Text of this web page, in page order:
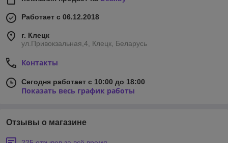
Работает с 06.12.2018
г. Клецк
ул.Привокзальная,4, Клецк, Беларусь
Контакты
Сегодня работает с 10:00 до 18:00
Показать весь график работы
Отзывы о магазине